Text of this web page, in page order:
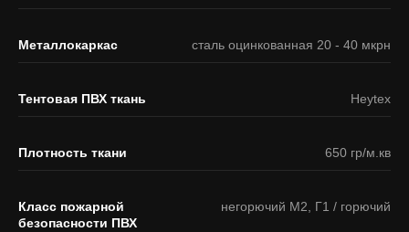
Металлокаркас сталь оцинкованная 20 - 40 мкрн
Тентовая ПВХ ткань Heytex
Плотность ткани 650 гр/м.кв
Класс пожарной
безопасности ПВХ
негорючий М2, Г1 / горючий